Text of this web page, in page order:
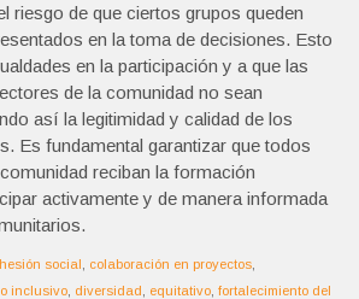
riesgo de que ciertos grupos queden
en la toma de decisiones. Esto
en la participación y a que las
de la comunidad no sean
así la legitimidad y calidad de los
Es fundamental garantizar que todos
reciban la formación
activamente y de manera informada
social colaboración en proyectos
inclusivo diversidad equitativo fortalecimiento del